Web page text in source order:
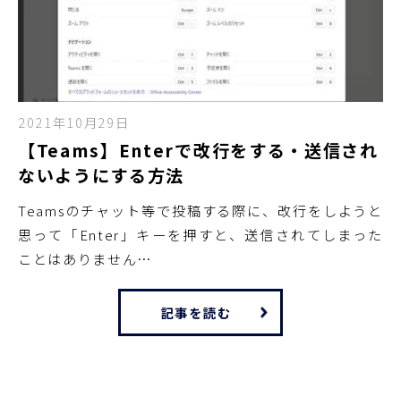
2021年10月29日
【Teams】Enterで改行をする・送信され
ないようにする方法
Teamsのチャット等で投稿する際に、改行をしようと
思って「Enter」キーを押すと、送信されてしまった
ことはありません…
記事を読む